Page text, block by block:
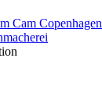
Cam Copenhagen